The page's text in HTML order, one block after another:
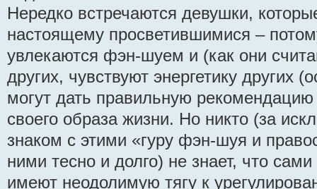
Нередко встречаются девушки,
настоящему просветившимися –
увлекаются фэн-шуем и (как они
других, чувствуют энергетику других
могут дать правильную
своего образа жизни. Но никто (за
знаком с этими «гуру фэн-шуя и
ними тесно и долго) не знает, что
имеют неодолимую тягу к